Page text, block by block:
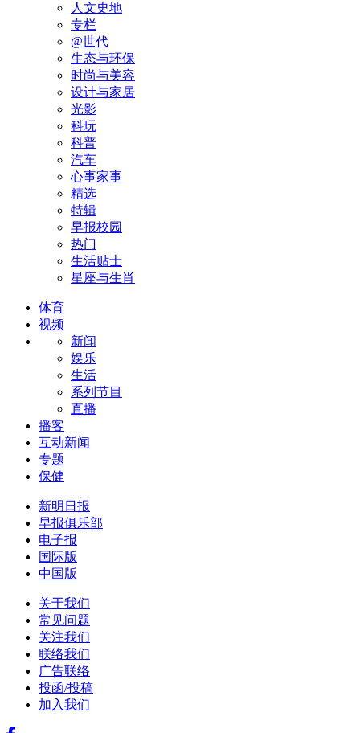
人文史地
专栏
@世代
生态与环保
时尚与美容
设计与家居
光影
科玩
科普
汽车
心事家事
精选
特辑
早报校园
热门
生活贴士
星座与生肖
体育
视频
新闻
娱乐
生活
系列节目
直播
播客
互动新闻
专题
保健
新明日报
早报俱乐部
电子报
国际版
中国版
关于我们
常见问题
关注我们
联络我们
广告联络
投函/投稿
加入我们